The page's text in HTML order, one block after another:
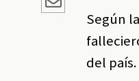
Según
del país.